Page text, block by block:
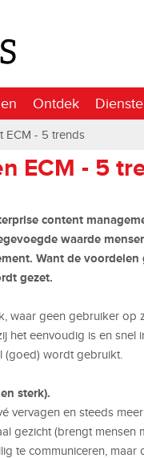
Ontdek
ECM - 5 trends
ECM - 5
content
waarde
Want de
gezet.
waar geen gebruiker op
het eenvoudig is en snel
(goed) wordt gebruikt.
sterk).
vervagen en steeds
gezicht (brengt
te communiceren,